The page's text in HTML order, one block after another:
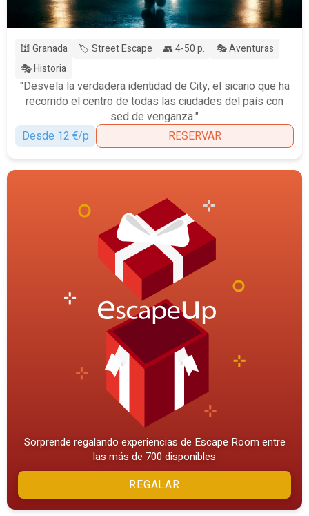
🕍 Granada 🏷️ Street Escape 👥 4-50 p.
🎭 Aventuras
🎭 Historia
"Desvela la verdadera identidad de City, el sicario que ha
recorrido el centro de todas las ciudades del país con
sed de venganza."
Desde 12 €/p
RESERVAR
Sorprende regalando experiencias de Escape Room entre
las más de 700 disponibles
REGALAR